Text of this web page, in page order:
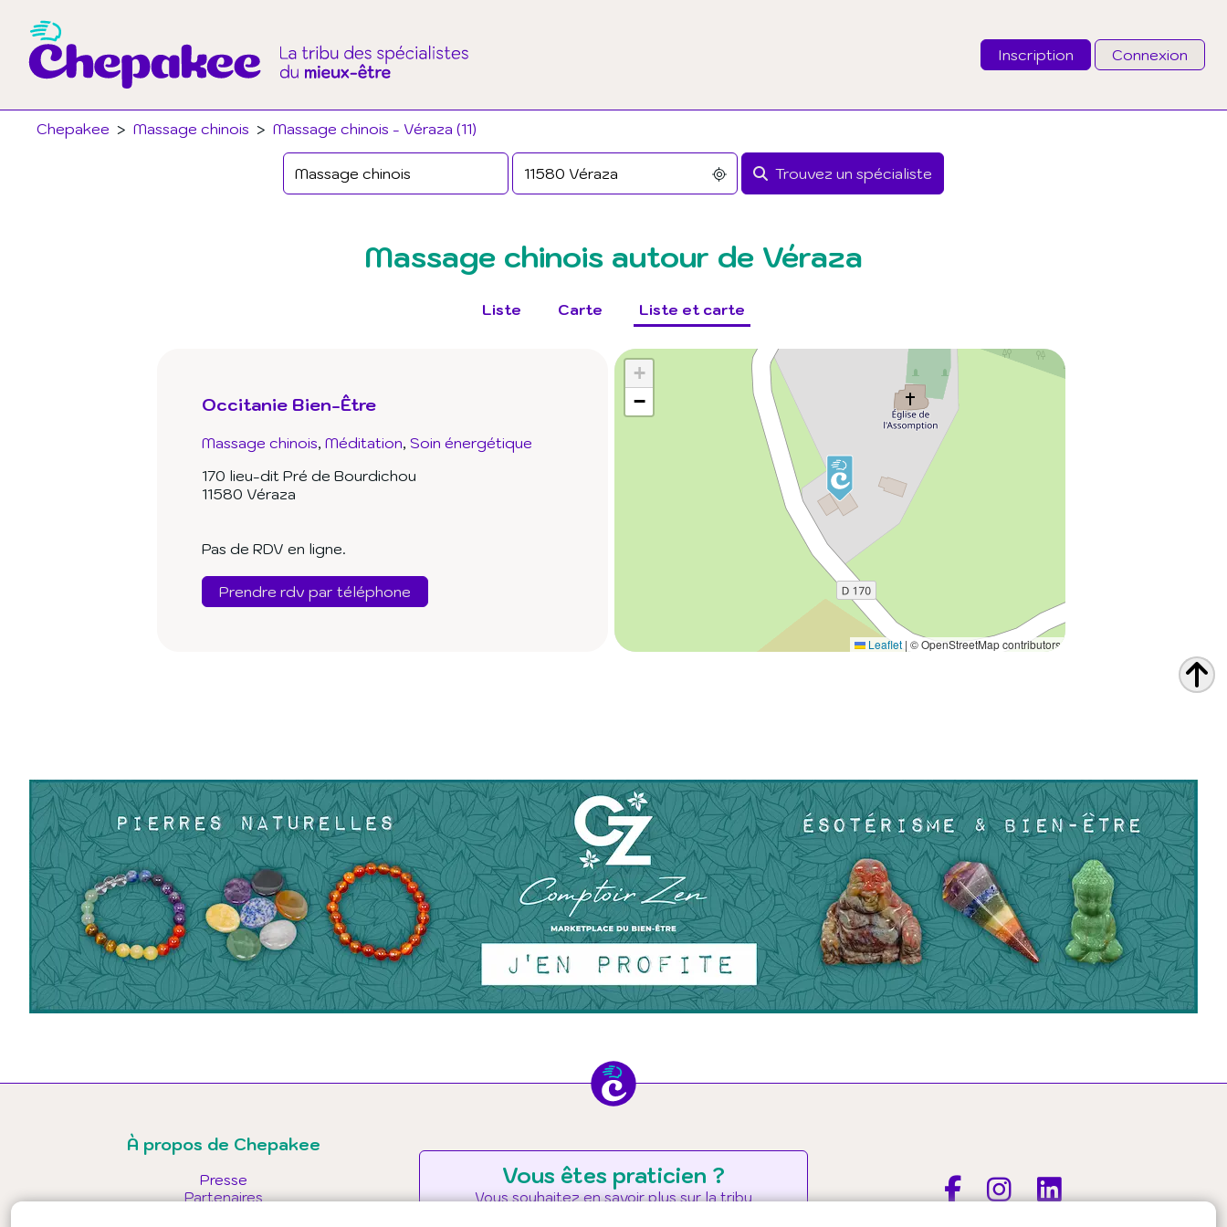
Inscription Connexion
Chepakee > Massage chinois > Massage chinois - Véraza (11)
Trouvez un spécialiste
Email
Mot de passe
Massage chinois autour de Véraza
Liste Carte Liste et carte
Occitanie Bien-Être
Massage chinois Méditation Soin énergétique
170 lieu-dit Pré de Bourdichou
11580 Véraza
Pas de RDV en ligne.
Prendre rdv par téléphone
+
−
Leaflet | © OpenStreetMap contributors
Vous êtes praticien ?
Vous souhaitez en savoir plus sur la tribu
À propos de Chepakee
Presse
Partenaires